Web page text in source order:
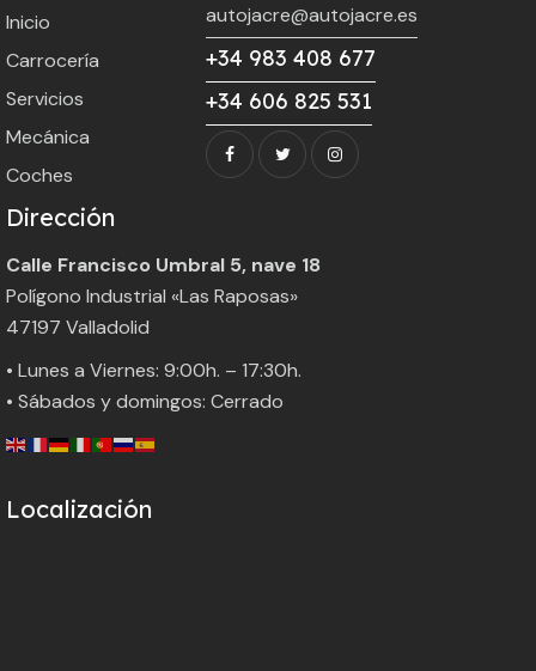
Inicio
Carrocería
Servicios
Mecánica
Coches
autojacre@autojacre.es
+34 983 408 677
+34 606 825 531
Dirección
Calle Francisco Umbral 5, nave 18
Polígono Industrial «Las Raposas»
47197 Valladolid
• Lunes a Viernes: 9:00h. – 17:30h.
• Sábados y domingos: Cerrado
Localización